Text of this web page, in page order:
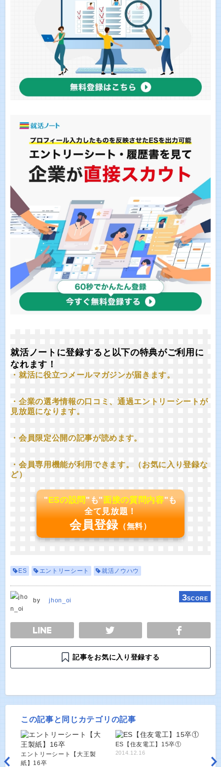
就活ノートに登録すると以下の特典がご利用に
なれます！
・就活に役立つメールマガジンが届きます。
・企業の選考情報の口コミ、通過エントリーシートが
見放題になります。
・会員限定公開の記事が読めます。
・会員専用機能が利用できます。（お気に入り登録な
ど）
"ESの設問"も"面接の質問内容"も
全て見放題！
会員登録 （無料）
ES エントリーシート 就活ノウハウ
by jhon_oi 3SCORE
TWEET
記事をお気に入り登録する
この記事と同じカテゴリの記事
エントリーシート【大王製
紙】16卒
ES【住友電工】15卒①
2014.12.16